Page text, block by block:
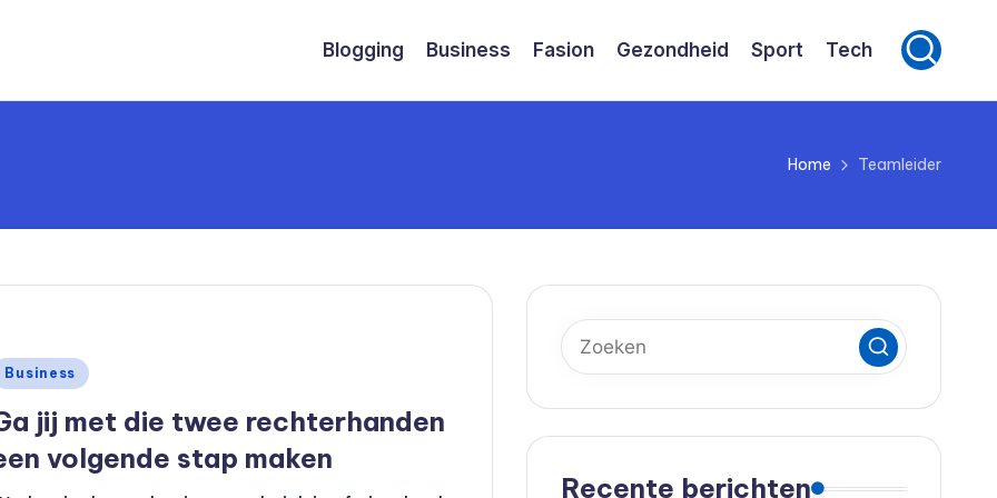
Blogging Business Fasion Gezondheid Sport Tech
Home Teamleider
Business
jij met die twee rechterhanden
volgende stap maken
Recente berichten